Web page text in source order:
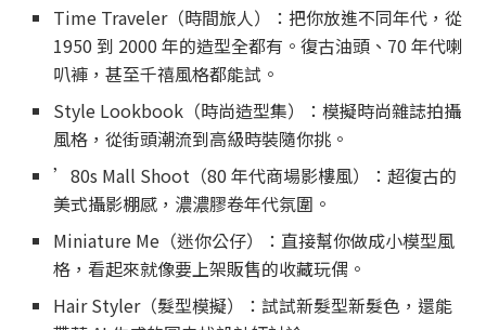
Time Traveler（時間旅人）：把你放進不同年代，從
1950 到 2000 年的造型全都有。復古油頭、70 年代喇
叭褲，甚至千禧風格都能試。
Style Lookbook（時尚造型集）：模擬時尚雜誌拍攝
風格，從街頭潮流到高級時裝隨你挑。
’80s Mall Shoot（80 年代商場影樓風）：超復古的
美式攝影棚感，濃濃膠卷年代氛圍。
Miniature Me（迷你公仔）：直接幫你做成小模型風
格，看起來就像要上架販售的收藏玩偶。
Hair Styler（髮型模擬）：試試新髮型新髮色，還能